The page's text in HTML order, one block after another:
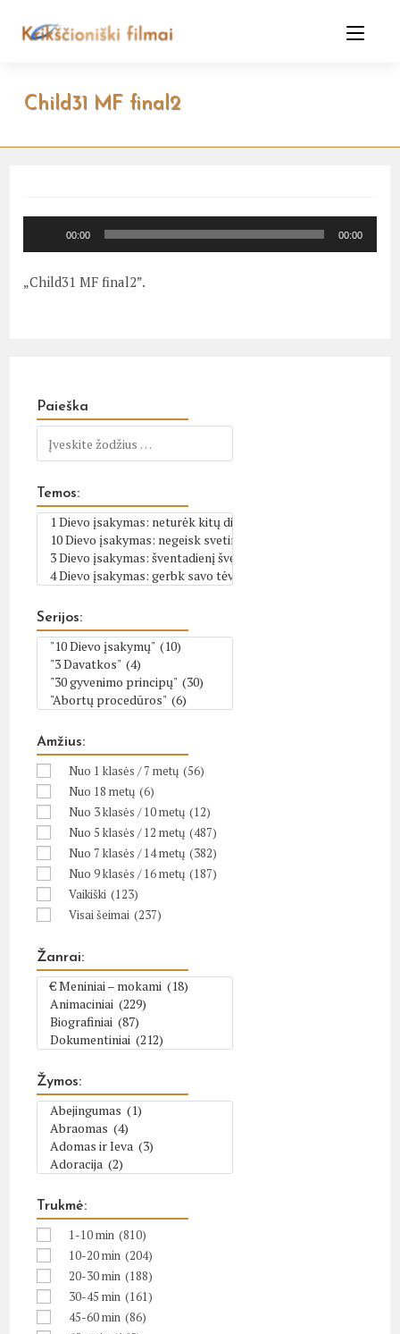
Child31 MF final2
grotuvas
00:00 00:00
„Child31 MF final2”.
Paieška
Temos:
Serijos:
Amžius:
Nuo 1 klasės / 7 metų (56)
Nuo 18 metų (6)
Nuo 3 klasės / 10 metų (12)
Nuo 5 klasės / 12 metų (487)
Nuo 7 klasės / 14 metų (382)
Nuo 9 klasės / 16 metų (187)
Vaikiški (123)
Visai šeimai (237)
Žanrai:
Žymos:
Trukmė:
1-10 min (810)
10-20 min (204)
20-30 min (188)
30-45 min (161)
45-60 min (86)